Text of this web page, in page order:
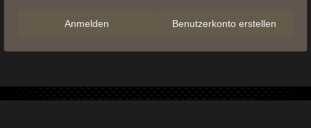
Benutzerkonto erstellen
Anmelden